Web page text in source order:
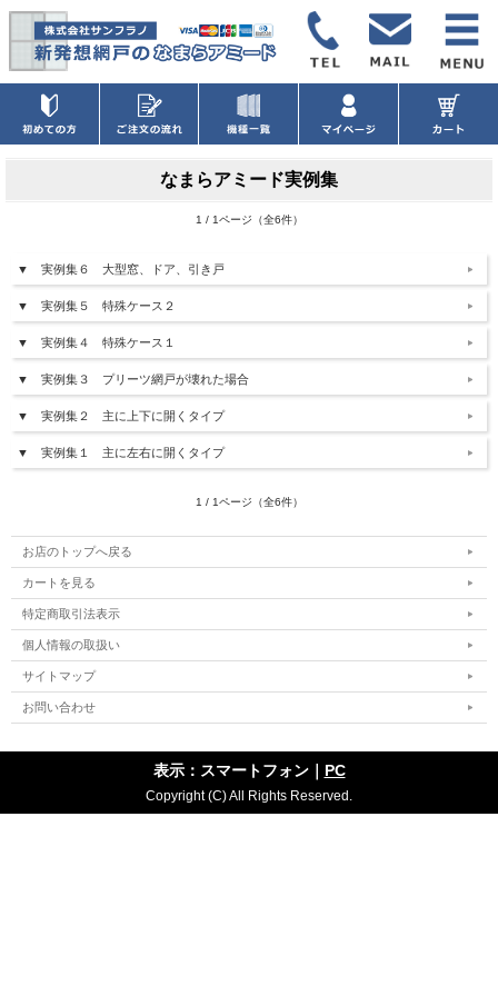
なまらアミード実例集
1 / 1ページ（全6件）
▼ 実例集６ 大型窓、ドア、引き戸
▼ 実例集５ 特殊ケース２
▼ 実例集４ 特殊ケース１
▼ 実例集３ プリーツ網戸が壊れた場合
▼ 実例集２ 主に上下に開くタイプ
▼ 実例集１ 主に左右に開くタイプ
1 / 1ページ（全6件）
お店のトップへ戻る
カートを見る
特定商取引法表示
個人情報の取扱い
サイトマップ
お問い合わせ
表示：スマートフォン｜ PC
Copyright (C) All Rights Reserved.